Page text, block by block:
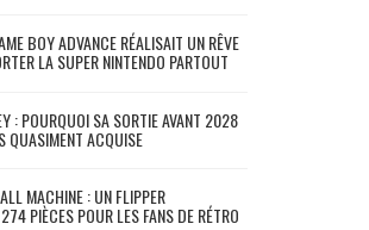
BOY ADVANCE RÉALISAIT UN RÊVE
LA SUPER NINTENDO PARTOUT
: POURQUOI SA SORTIE AVANT 2028
QUASIMENT ACQUISE
MACHINE : UN FLIPPER
PIÈCES POUR LES FANS DE RÉTRO